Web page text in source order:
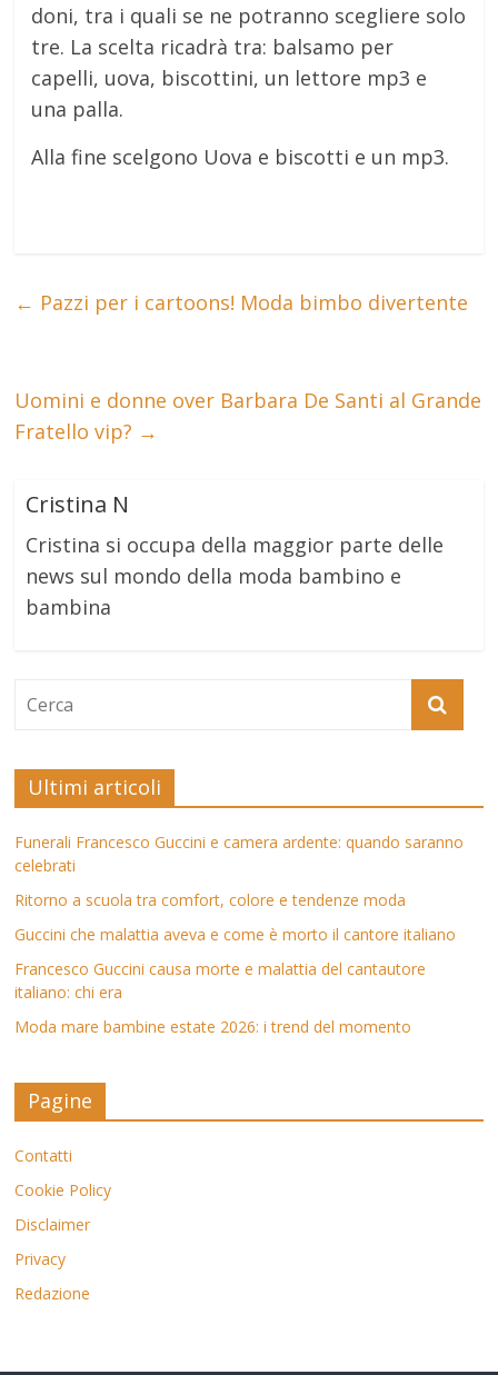
doni, tra i quali se ne potranno scegliere solo
tre. La scelta ricadrà tra: balsamo per
capelli, uova, biscottini, un lettore mp3 e
una palla.
Alla fine scelgono Uova e biscotti e un mp3.
← Pazzi per i cartoons! Moda bimbo divertente
Uomini e donne over Barbara De Santi al Grande
Fratello vip? →
Cristina N
Cristina si occupa della maggior parte delle
news sul mondo della moda bambino e
bambina
Ultimi articoli
Funerali Francesco Guccini e camera ardente: quando saranno
celebrati
Ritorno a scuola tra comfort, colore e tendenze moda
Guccini che malattia aveva e come è morto il cantore italiano
Francesco Guccini causa morte e malattia del cantautore
italiano: chi era
Moda mare bambine estate 2026: i trend del momento
Pagine
Contatti
Cookie Policy
Disclaimer
Privacy
Redazione